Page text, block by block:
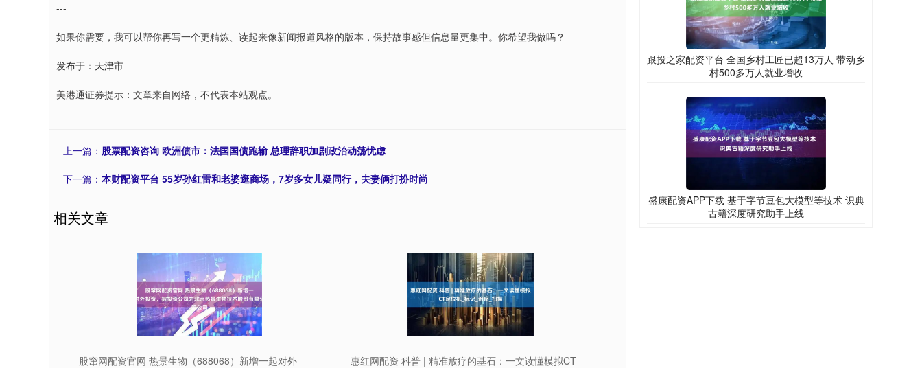
---
如果你需要，我可以帮你再写一个更精炼、读起来像新闻报道风格的版本，保持故事感但信息量更集中。你希望我做吗？
发布于：天津市
美港通证券提示：文章来自网络，不代表本站观点。
上一篇： 股票配资咨询 欧洲债市：法国国债跑输 总理辞职加剧政治动荡忧虑
下一篇： 本财配资平台 55岁孙红雷和老婆逛商场，7岁多女儿疑同行，夫妻俩打扮时尚
相关文章
股窜网配资官网 热景生物（688068）新增一起对外
惠红网配资 科普 | 精准放疗的基石：一文读懂模拟CT
跟投之家配资平台 全国乡村工匠已超13万人 带动乡
村500多万人就业增收
盛康配资APP下载 基于字节豆包大模型等技术 识典
古籍深度研究助手上线